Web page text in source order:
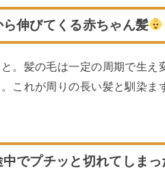
伸びてくる赤ちゃん髪
。髪の毛は一定の周期で生え
これが周りの長い髪と馴染ま
でプチッと切れてしま